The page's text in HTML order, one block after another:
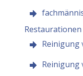
Restaurationen
Reinigung